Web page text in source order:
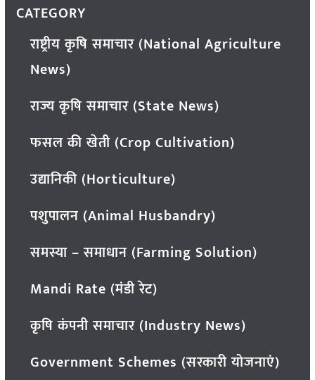
CATEGORY
राष्ट्रीय कृषि समाचार (National Agriculture
News)
राज्य कृषि समाचार (State News)
फसल की खेती (Crop Cultivation)
उद्यानिकी (Horticulture)
पशुपालन (Animal Husbandry)
समस्या – समाधान (Farming Solution)
Mandi Rate (मंडी रेट)
कृषि कंपनी समाचार (Industry News)
Government Schemes (सरकारी योजनाएं)